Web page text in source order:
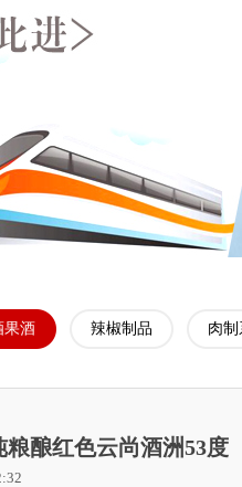
果酒 辣椒制品 肉制
酿红色云尚酒洲53度